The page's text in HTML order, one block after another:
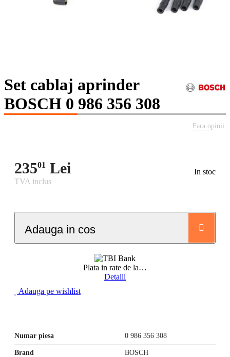
Set cablaj aprinder
BOSCH 0 986 356 308
Fara opinii
23501 Lei
In stoc
TVA inclus
Adauga in cos
Plata in rate de la…
Detalii
Adauga pe wishlist
Numar piesa 0 986 356 308
Brand BOSCH